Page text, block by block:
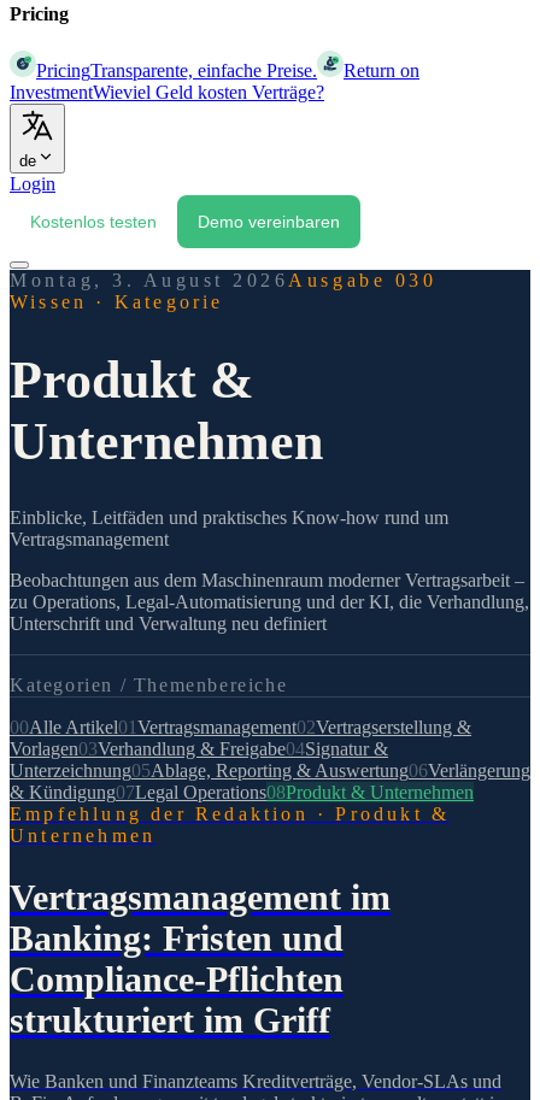
Pricing
PricingTransparente, einfache Preise.
Return on
InvestmentWieviel Geld kosten Verträge?
de
Login
Kostenlos testen Demo vereinbaren
Montag, 3. August 2026 Ausgabe 030
Wissen
· Kategorie
Produkt &
Unternehmen
Einblicke, Leitfäden und praktisches Know-how rund um
Vertragsmanagement
Beobachtungen aus dem Maschinenraum moderner Vertragsarbeit –
zu Operations, Legal-Automatisierung und der KI, die Verhandlung,
Unterschrift und Verwaltung neu definiert
Kategorien / Themenbereiche
00Alle Artikel01Vertragsmanagement02Vertragserstellung &
Vorlagen03Verhandlung & Freigabe04Signatur &
Unterzeichnung05Ablage, Reporting & Auswertung06Verlängerung
& Kündigung07Legal Operations08Produkt & Unternehmen
Empfehlung der Redaktion
·Produkt &
Unternehmen
Vertragsmanagement im
Banking: Fristen und
Compliance-Pflichten
strukturiert im Griff
Wie Banken und Finanzteams Kreditverträge, Vendor-SLAs und